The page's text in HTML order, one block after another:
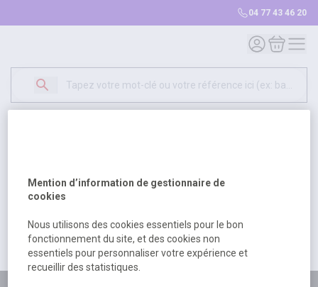
04 77 43 46 20
Mon compte
Mon
500
excuser pour la gêne occasionée.
Retour Retour à l'accueil
Mention d’information de gestionnaire de
cookies
Nous utilisons des cookies essentiels pour le bon
fonctionnement du site, et des cookies non
essentiels pour personnaliser votre expérience et
recueillir des statistiques.